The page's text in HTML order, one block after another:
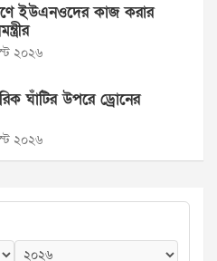
ইউএনওদের কাজ করার
২০২৬
ঘাঁটির উপরে ড্রোনের
২০২৬